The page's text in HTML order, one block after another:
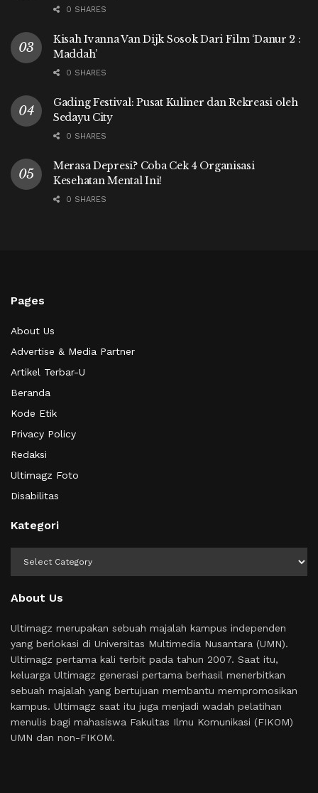
0 SHARES
Kisah Ivanna Van Dijk Sosok Dari Film ‘Danur 2 :
Maddah’
0 SHARES
Gading Festival: Pusat Kuliner dan Rekreasi oleh
Sedayu City
0 SHARES
Merasa Depresi? Coba Cek 4 Organisasi
Kesehatan Mental Ini!
0 SHARES
Pages
About Us
Advertise & Media Partner
Artikel Terbar-U
Beranda
Kode Etik
Privacy Policy
Redaksi
Ultimagz Foto
Disabilitas
Kategori
About Us
Ultimagz merupakan sebuah majalah kampus independen
yang berlokasi di Universitas Multimedia Nusantara (UMN).
Ultimagz pertama kali terbit pada tahun 2007. Saat itu,
keluarga Ultimagz generasi pertama berhasil menerbitkan
sebuah majalah yang bertujuan membantu mempromosikan
kampus. Ultimagz saat itu juga menjadi wadah pelatihan
menulis bagi mahasiswa Fakultas Ilmu Komunikasi (FIKOM)
UMN dan non-FIKOM.